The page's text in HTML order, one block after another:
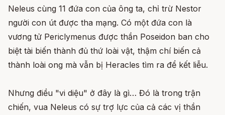
Neleus cùng 11 đứa con của ông ta, chỉ trừ Nestor
người con út được tha mạng. Có một đứa con là
vương tử Periclymenus được thần Poseidon ban cho
biệt tài biến thành đủ thứ loài vật, thậm chí biến cả
thành loài ong mà vẫn bị Heracles tìm ra để kết liễu.
Nhưng điều "vi diệu" ở đây là gì… Đó là trong trận
chiến, vua Neleus có sự trợ lực của cả các vị thần